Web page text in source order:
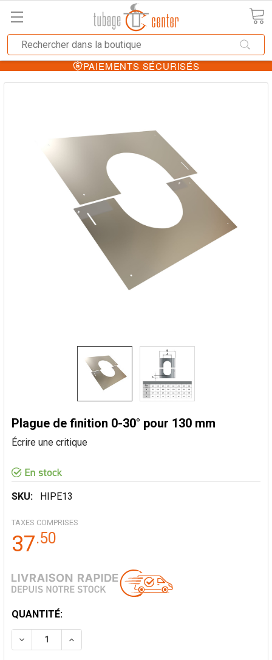
PAIEMENTS SÉCURISÉS
Plague de finition 0-30° pour 130 mm
Écrire une critique
SKU: HIPE13
TAXES COMPRISES
37.50
STOCK
ACTUEL:
QUANTITÉ:
DIMINUER LA QUANTITÉ DE PLAGUE DE FINITION 0-30°
AUGMENTER LA QUANTITÉ DE PLAGUE DE